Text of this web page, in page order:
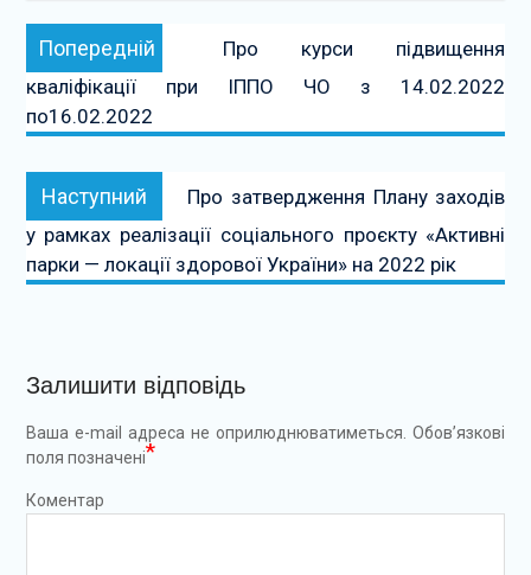
Навігація
записів
Попередній Попередній:
Про курси підвищення
кваліфікації при ІППО ЧО з 14.02.2022
по16.02.2022
Наступний Наступний:
Про затвердження Плану заходів
у рамках реалізації соціального проєкту «Активні
парки — локації здорової України» на 2022 рік
Залишити відповідь
Ваша e-mail адреса не оприлюднюватиметься. Обов’язкові
поля позначені*
Коментар